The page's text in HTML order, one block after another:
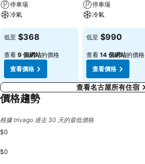
停車場
冷氣
查看價格
低至 $368
查看 9 個網站的價格
查看價格
停車場
冷氣
查看價格
低至 $990
查看 14 個網站的價格
查看價格
查看名古屋所有住宿
價格趨勢
根據 trivago 過去 30 天的最低價格
$0
$0